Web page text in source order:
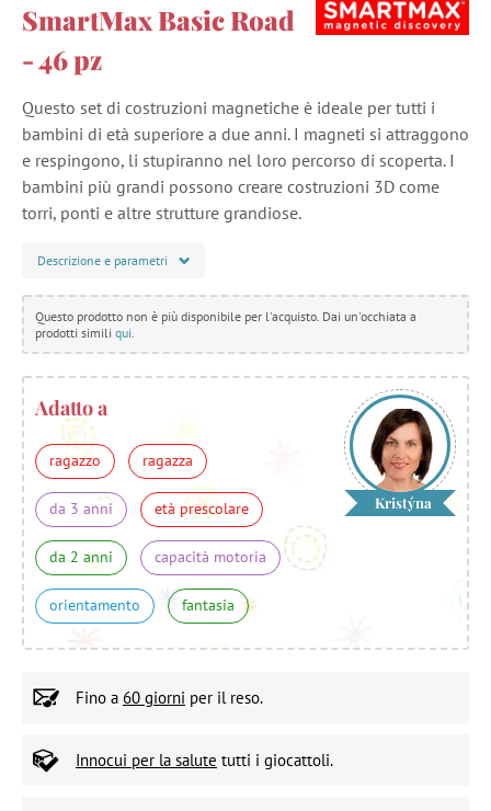
SmartMax Basic Road
- 46 pz
Questo set di costruzioni magnetiche è ideale per tutti i
bambini di età superiore a due anni. I magneti si attraggono
e respingono, li stupiranno nel loro percorso di scoperta. I
bambini più grandi possono creare costruzioni 3D come
torri, ponti e altre strutture grandiose.
Descrizione e parametri
Questo prodotto non è più disponibile per l'acquisto. Dai un'occhiata a
prodotti simili qui.
Adatto a
ragazzo ragazza
da 3 anni età prescolare
da 2 anni capacità motoria
orientamento fantasia
Kristýna
Fino a 60 giorni per il reso.
Innocui per la salute tutti i giocattoli.